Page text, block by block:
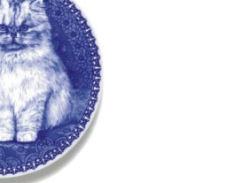
お気
に入
り